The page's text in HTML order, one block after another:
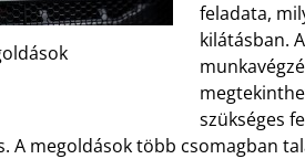
feladata,
kilátásban.
szükséges
A megoldások több csomagban